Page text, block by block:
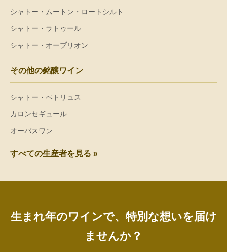
シャトー・ムートン・ロートシルト
シャトー・ラトゥール
シャトー・オーブリオン
その他の銘醸ワイン
シャトー・ペトリュス
カロンセギュール
オーパスワン
すべての生産者を見る »
生まれ年のワインで、特別な想いを届け
ませんか？